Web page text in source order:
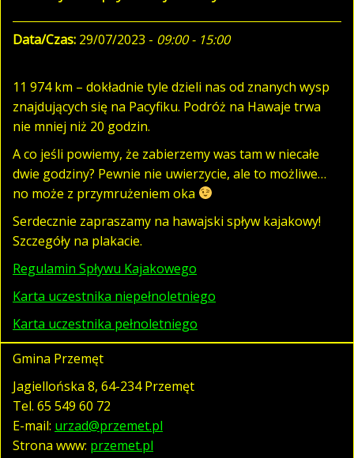
Data/Czas: 29/07/2023 - 09:00 - 15:00
11 974 km – dokładnie tyle dzieli nas od znanych wysp
znajdujących się na Pacyfiku. Podróż na Hawaje trwa
nie mniej niż 20 godzin.
A co jeśli powiemy, że zabierzemy was tam w niecałe
dwie godziny? Pewnie nie uwierzycie, ale to możliwe…
no może z przymrużeniem oka
Serdecznie zapraszamy na hawajski spływ kajakowy!
Szczegóły na plakacie.
Regulamin Spływu Kajakowego
Karta uczestnika niepełnoletniego
Karta uczestnika pełnoletniego
Gmina Przemęt
Jagiellońska 8, 64-234 Przemęt
Tel. 65 549 60 72
E-mail: urzad@przemet.pl
Strona www: przemet.pl